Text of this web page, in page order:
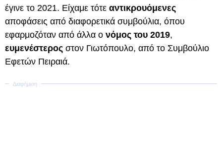
έγινε το 2021. Είχαμε τότε αντικρουόμενες
αποφάσεις από διαφορετικά συμβούλια, όπου
εφαρμοζόταν από άλλα ο νόμος του 2019,
ευμενέστερος στον Γιωτόπουλο, από το Συμβούλιο
Εφετών Πειραιά.